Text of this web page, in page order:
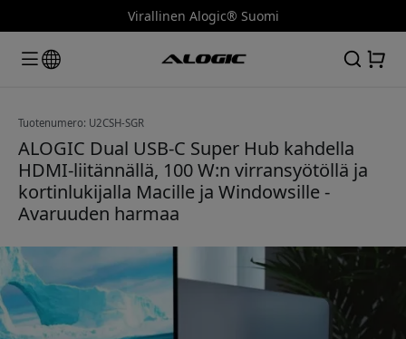
Virallinen Alogic® Suomi
Tuotenumero: U2CSH-SGR
ALOGIC Dual USB-C Super Hub kahdella
HDMI-liitännällä, 100 W:n virransyötöllä ja
kortinlukijalla Macille ja Windowsille -
Avaruuden harmaa